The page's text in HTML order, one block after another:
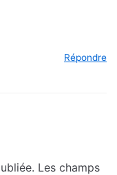
Répondre
Les champs